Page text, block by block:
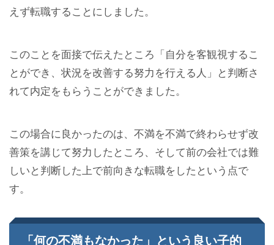
えず転職することにしました。
このことを面接で伝えたところ「自分を客観視するこ
とができ、状況を改善する努力を行える人」と判断さ
れて内定をもらうことができました。
この場合に良かったのは、不満を不満で終わらせず改
善策を講じて努力したところ、そして前の会社では難
しいと判断した上で前向きな転職をしたという点で
す。
「何の不満もなかった」という良い子的